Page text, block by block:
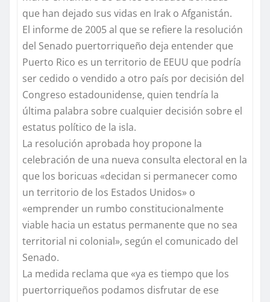
que han dejado sus vidas en Irak o Afganistán.
El informe de 2005 al que se refiere la resolución
del Senado puertorriqueño deja entender que
Puerto Rico es un territorio de EEUU que podría
ser cedido o vendido a otro país por decisión del
Congreso estadounidense, quien tendría la
última palabra sobre cualquier decisión sobre el
estatus político de la isla.
La resolución aprobada hoy propone la
celebración de una nueva consulta electoral en la
que los boricuas «decidan si permanecer como
un territorio de los Estados Unidos» o
«emprender un rumbo constitucionalmente
viable hacia un estatus permanente que no sea
territorial ni colonial», según el comunicado del
Senado.
La medida reclama que «ya es tiempo que los
puertorriqueños podamos disfrutar de ese